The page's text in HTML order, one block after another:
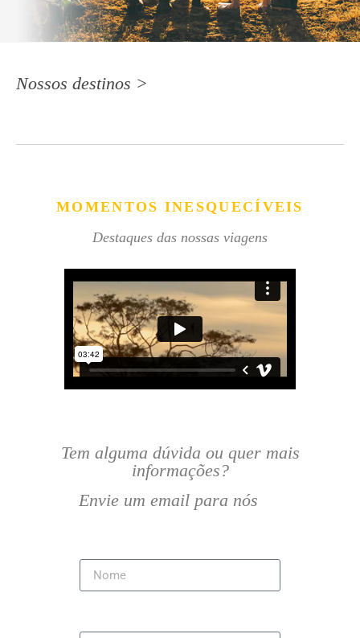
Nossos destinos >
MOMENTOS INESQUECÍVEIS
Destaques das nossas viagens
Tem alguma dúvida ou quer mais
informações?
Envie um email para nós